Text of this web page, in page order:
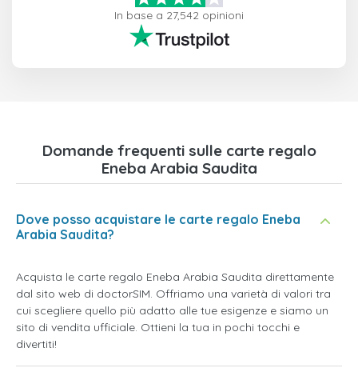
In base a 27,542 opinioni
Domande frequenti sulle carte regalo
Eneba Arabia Saudita
Dove posso acquistare le carte regalo Eneba
Arabia Saudita?
Acquista le carte regalo Eneba Arabia Saudita direttamente
dal sito web di doctorSIM. Offriamo una varietà di valori tra
cui scegliere quello più adatto alle tue esigenze e siamo un
sito di vendita ufficiale. Ottieni la tua in pochi tocchi e
divertiti!